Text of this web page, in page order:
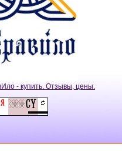
- купить. Отзывы, цены.